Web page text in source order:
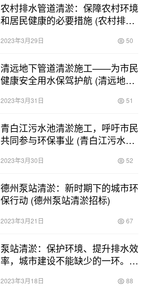
农村排水管道清淤：保障农村环境
和居民健康的必要措施 (农村排水
2023年3月29日 50
清远地下管道清淤施工——为市民
健康安全用水保驾护航 (清远地下
2023年3月31日 51
青白江污水池清淤施工，呼吁市民
共同参与环保事业 (青白江污水池
2023年3月30日 52
德州泵站清淤：新时期下的城市环
保行动 (德州泵站清淤招标)
2023年3月21日 67
泵站清淤：保护环境、提升排水效
率，城市建设不能缺少的一环。
2023年3月18日 88